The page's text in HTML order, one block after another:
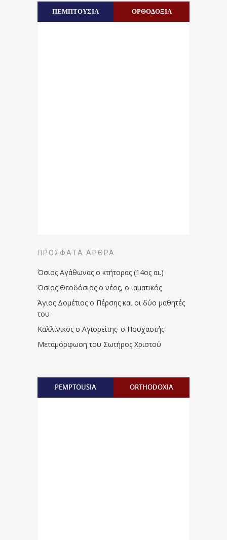
ΠΕΜΠΤΟΥΣΙΑ ΟΡΘΟΔΟΞΙΑ
ΠΡΌΣΦΑΤΑ ΆΡΘΡΑ
Όσιος Αγάθωνας ο κτήτορας (14ος αι.)
Όσιος Θεοδόσιος ο νέος, ο ιαματικός
Άγιος Δομέτιος ο Πέρσης και οι δύο μαθητές
του
Καλλίνικος ο Αγιορείτης · ο Ησυχαστής
Μεταμόρφωση του Σωτήρος Χριστού
PEMPTOUSIA ORTHODOXIA